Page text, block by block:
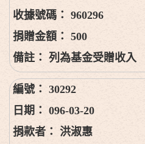
960296
500
列為基金受贈收入
30292
096-03-20
洪淑惠